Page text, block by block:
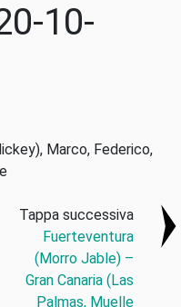
10-
Marco, Federico,
Tappa successiva
Fuerteventura
(Morro Jable) –
Gran Canaria (Las
Palmas, Muelle